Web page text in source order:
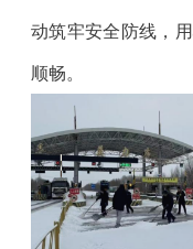
动筑牢安全防线，
顺畅。